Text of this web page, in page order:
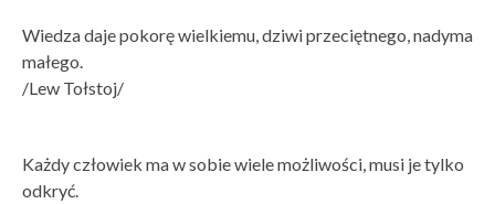
Wiedza daje pokorę wielkiemu, dziwi przeciętnego, nadyma
małego.
/Lew Tołstoj/
Każdy człowiek ma w sobie wiele możliwości, musi je tylko
odkryć.